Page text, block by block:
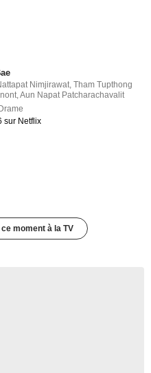
Nimjirawat,Tham Tupthong
,Aun Napat Patcharachavalit
sur Netflix
moment à la TV